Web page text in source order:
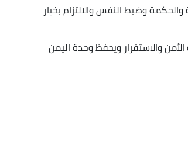
والحكمة وضبط النفس والالتزام بخيار
والاستقرار ويحفظ وحدة اليمن